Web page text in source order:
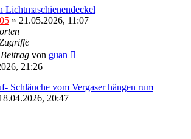
Lichtmaschienendeckel
» 21.05.2026, 11:07
von guan
21:26
Schläuche vom Vergaser hängen rum
20:47